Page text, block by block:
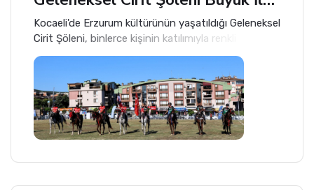
Kocaeli'de Erzurum kültürünün yaşatıldığı Geleneksel
Cirit Şöleni, binlerce kişinin katılımıyla renkli
görüntülere sahne oldu.